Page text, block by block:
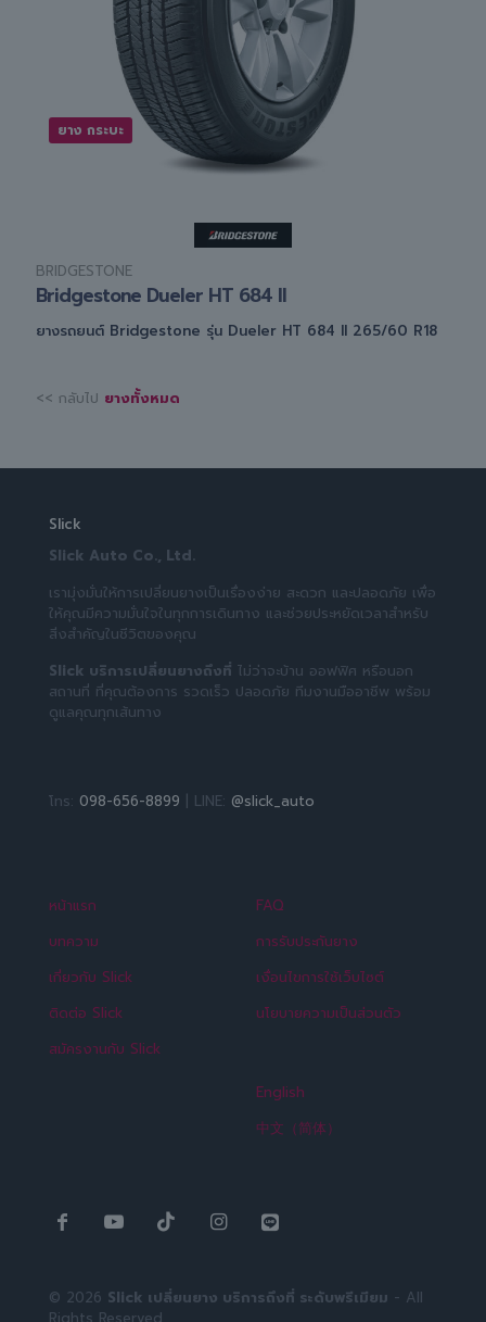
ยาง กระบะ
BRIDGESTONE
Bridgestone Dueler HT 684 II
ยางรถยนต์ Bridgestone รุ่น Dueler HT 684 II 265/60 R18
<< กลับไป ยางทั้งหมด
Slick
Slick Auto Co., Ltd.
เรามุ่งมั่นให้การเปลี่ยนยางเป็นเรื่องง่าย สะดวก และปลอดภัย เพื่อ
ให้คุณมีความมั่นใจในทุกการเดินทาง และช่วยประหยัดเวลาสำหรับ
สิ่งสำคัญในชีวิตของคุณ
Slick บริการเปลี่ยนยางถึงที่ ไม่ว่าจะบ้าน ออฟฟิศ หรือนอก
สถานที่ ที่คุณต้องการ รวดเร็ว ปลอดภัย ทีมงานมืออาชีพ พร้อม
ดูแลคุณทุกเส้นทาง
โทร: 098-656-8899 | LINE: @slick_auto
หน้าแรก
บทความ
เกี่ยวกับ Slick
ติดต่อ Slick
สมัครงานกับ Slick
FAQ
การรับประกันยาง
เงื่อนไขการใช้เว็บไซต์
นโยบายความเป็นส่วนตัว
English
中文（简体）
© 2026 Slick เปลี่ยนยาง บริการถึงที่ ระดับพรีเมียม - All